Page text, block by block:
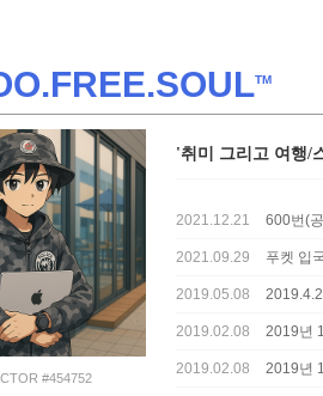
TM
#454752
'취미 그리고 여행/
2021.12.21 600번(
2021.09.29 푸켓 입
2019.05.08
2019.02.08 2019년
2019.02.08 2019년